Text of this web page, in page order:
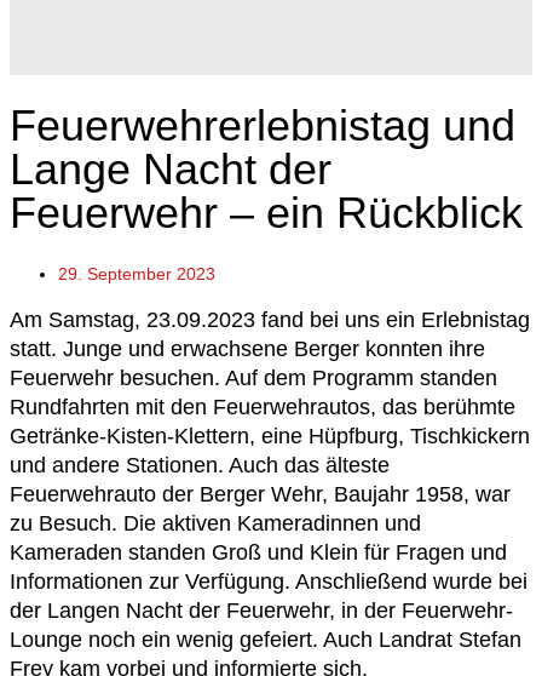
Feuerwehrerlebnistag und
Lange Nacht der
Feuerwehr – ein Rückblick
29. September 2023
Am Samstag, 23.09.2023 fand bei uns ein Erlebnistag
statt. Junge und erwachsene Berger konnten ihre
Feuerwehr besuchen. Auf dem Programm standen
Rundfahrten mit den Feuerwehrautos, das berühmte
Getränke-Kisten-Klettern, eine Hüpfburg, Tischkickern
und andere Stationen. Auch das älteste
Feuerwehrauto der Berger Wehr, Baujahr 1958, war
zu Besuch. Die aktiven Kameradinnen und
Kameraden standen Groß und Klein für Fragen und
Informationen zur Verfügung. Anschließend wurde bei
der Langen Nacht der Feuerwehr, in der Feuerwehr-
Lounge noch ein wenig gefeiert. Auch Landrat Stefan
Frey kam vorbei und informierte sich.